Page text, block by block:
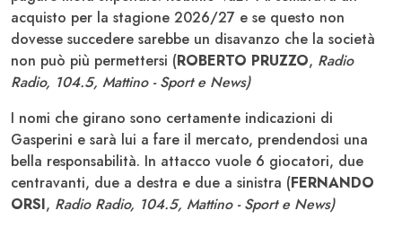
acquisto per la stagione 2026/27 e se questo non
dovesse succedere sarebbe un disavanzo che la società
non può più permettersi (ROBERTO PRUZZO, Radio
Radio, 104.5, Mattino - Sport e News)
I nomi che girano sono certamente indicazioni di
Gasperini e sarà lui a fare il mercato, prendendosi una
bella responsabilità. In attacco vuole 6 giocatori, due
centravanti, due a destra e due a sinistra (FERNANDO
ORSI, Radio Radio, 104.5, Mattino - Sport e News)